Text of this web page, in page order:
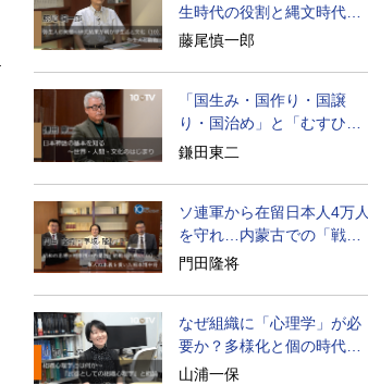
生時代の役割と縄文時代と
の違い
藤尾慎一郎
「国生み・国作り・国譲
り・国治め」と「むすひ」
の力
鎌田東二
ソ連軍から在留日本人4万人
を守れ…内蒙古での「戦
後」の激闘
門田隆将
なぜ組織に「心理学」が必
要か？多様化と個の時代の
処方箋
山浦一保